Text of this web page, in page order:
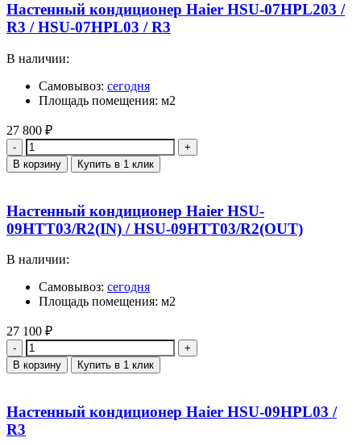
Настенный кондиционер Haier HSU-07HPL203 /
R3 / HSU-07HPL03 / R3
В наличии:
Самовывоз: сегодня
Площадь помещения: м2
27 800 ₽
Количество
В корзину Купить в 1 клик
Настенный кондиционер Haier HSU-
09HTT03/R2(IN) / HSU-09HTT03/R2(OUT)
В наличии:
Самовывоз: сегодня
Площадь помещения: м2
27 100 ₽
Количество
В корзину Купить в 1 клик
Настенный кондиционер Haier HSU-09HPL03 /
R3